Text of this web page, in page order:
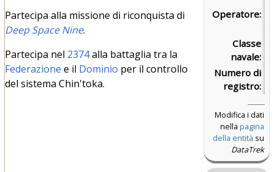
Operatore:
Classe
navale:
Numero di
registro:
Modifica i dati
nella pagina
della entità su
DataTrek
Partecipa alla missione di riconquista di
Deep Space Nine.
Partecipa nel 2374alla battaglia tra la
Federazione e il Dominio per il controllo
del sistema Chin'toka.